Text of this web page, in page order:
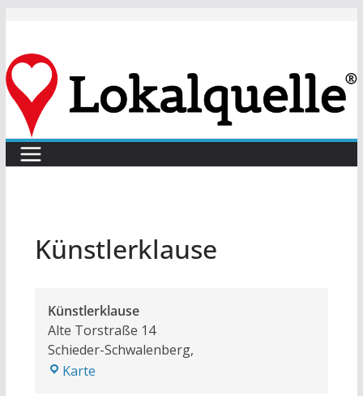
springen
Künstlerklause
Künstlerklause
Alte Torstraße 14
Schieder-Schwalenberg,
KarteKünstlerklause